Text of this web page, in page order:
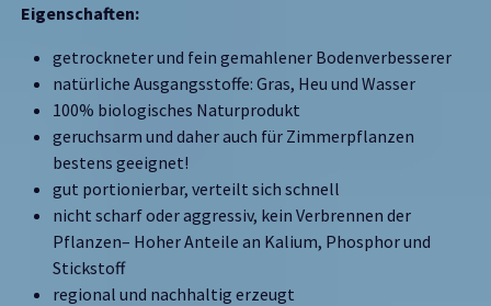
Eigenschaften:
getrockneter und fein gemahlener Bodenverbesserer
natürliche Ausgangsstoffe: Gras, Heu und Wasser
100% biologisches Naturprodukt
geruchsarm und daher auch für Zimmerpflanzen
bestens geeignet!
gut portionierbar, verteilt sich schnell
nicht scharf oder aggressiv, kein Verbrennen der
Pflanzen– Hoher Anteile an Kalium, Phosphor und
Stickstoff
regional und nachhaltig erzeugt